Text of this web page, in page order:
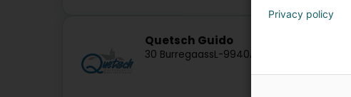
Quetsch Guido
30 BurregaassL-9940Asselborn (Aasselbur)
Privacy policy